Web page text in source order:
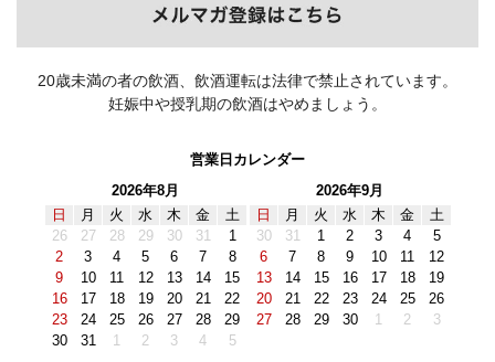
20歳未満の者の飲酒、飲酒運転は法律で禁止されています。
妊娠中や授乳期の飲酒はやめましょう。
営業日カレンダー
2026年8月
日
月 火 水 木 金
土
26
27 28 29 30 31
1
2
3 4 5 6 7
8
9
10 11 12 13 14
15
16
17 18 19 20 21
22
23
24 25 26 27 28
29
30
31 1 2 3 4 5
2026年9月
日
月 火 水 木 金
土
30
31 1 2 3 4
5
6
7 8 9 10 11
12
13
14 15 16 17 18
19
20
21 22 23 24 25
26
27
28 29 30 1 2 3